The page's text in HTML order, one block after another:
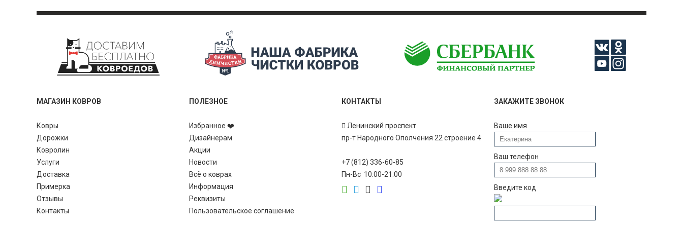
МАГАЗИН КОВРОВ
Ковры
Дорожки
Ковролин
Услуги
Доставка
Примерка
Отзывы
Контакты
ПОЛЕЗНОЕ
Избранное ❤️
Дизайнерам
Акции
Новости
Всё о коврах
Информация
Реквизиты
Пользовательское соглашение
КОНТАКТЫ
Ленинский проспект
пр-т Народного Ополчения 22 строение 4
+7 (812) 336-60-85
Пн-Вс 10:00-21:00
ЗАКАЖИТЕ ЗВОНОК
Ваше имя
Ваш телефон
Введите код